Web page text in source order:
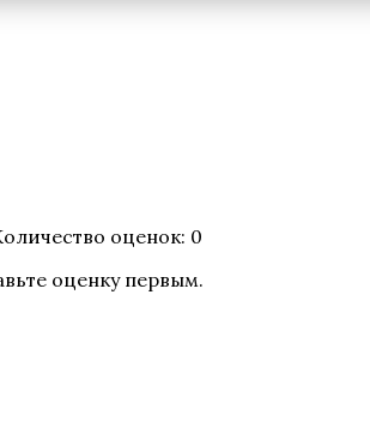
оценок: 0
оценку первым.